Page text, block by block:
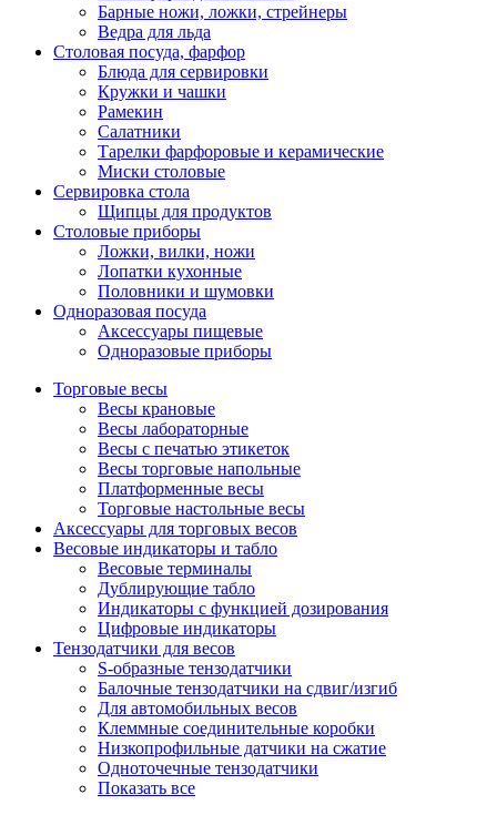
Барные ножи, ложки, стрейнеры
Ведра для льда
Столовая посуда, фарфор
Блюда для сервировки
Кружки и чашки
Рамекин
Салатники
Тарелки фарфоровые и керамические
Миски столовые
Сервировка стола
Щипцы для продуктов
Столовые приборы
Ложки, вилки, ножи
Лопатки кухонные
Половники и шумовки
Одноразовая посуда
Аксессуары пищевые
Одноразовые приборы
Торговые весы
Весы крановые
Весы лабораторные
Весы с печатью этикеток
Весы торговые напольные
Платформенные весы
Торговые настольные весы
Аксессуары для торговых весов
Весовые индикаторы и табло
Весовые терминалы
Дублирующие табло
Индикаторы с функцией дозирования
Цифровые индикаторы
Тензодатчики для весов
S-образные тензодатчики
Балочные тензодатчики на сдвиг/изгиб
Для автомобильных весов
Клеммные соединительные коробки
Низкопрофильные датчики на сжатие
Одноточечные тензодатчики
Показать все